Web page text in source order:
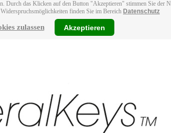
Durch das Klicken auf den Button "Akzeptieren" stimmen Sie der
finden Sie im Bereich Datenschutz
zulassen Akzeptieren